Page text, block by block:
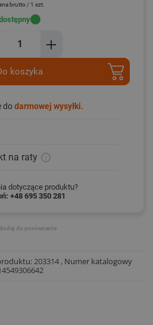
brutto / 1 szt.
koszyka
dodarmowej wysyłki.
na raty
dotyczące produktu?
+48 695 350 281
dodaj do porównania
203314 , Numer katalogowy